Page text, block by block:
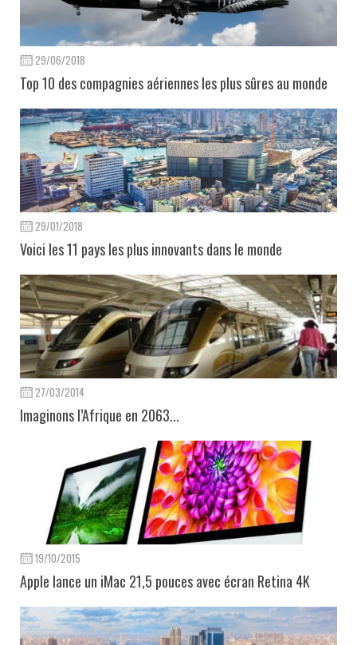
29/06/2018
Top 10 des compagnies aériennes les plus sûres au monde
29/01/2018
Voici les 11 pays les plus innovants dans le monde
27/03/2014
Imaginons l’Afrique en 2063...
19/10/2015
Apple lance un iMac 21,5 pouces avec écran Retina 4K